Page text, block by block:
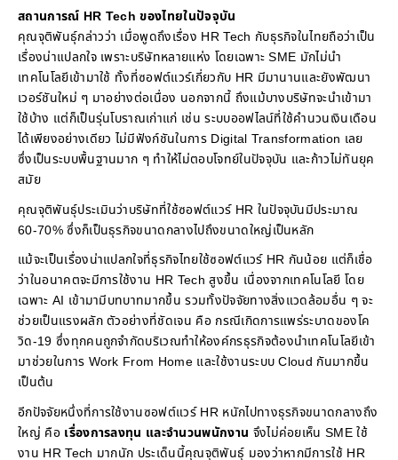
สถานการณ์ HR Tech ของไทยในปัจจุบัน
คุณจุติพันธุ์กล่าวว่า เมื่อพูดถึงเรื่อง HR Tech กับธุรกิจในไทยถือว่าเป็น
เรื่องน่าแปลกใจ เพราะบริษัทหลายแห่ง โดยเฉพาะ SME มักไม่นำ
เทคโนโลยีเข้ามาใช้ ทั้งที่ซอฟต์แวร์เกี่ยวกับ HR มีมานานและยังพัฒนา
เวอร์ชันใหม่ ๆ มาอย่างต่อเนื่อง นอกจากนี้ ถึงแม้บางบริษัทจะนำเข้ามา
ใช้บ้าง แต่ก็เป็นรุ่นโบราณเก่าแก่ เช่น ระบบออฟไลน์ที่ใช้คำนวนเงินเดือน
ได้เพียงอย่างเดียว ไม่มีฟังก์ชันในการ Digital Transformation เลย
ซึ่งเป็นระบบพื้นฐานมาก ๆ ทำให้ไม่ตอบโจทย์ในปัจจุบัน และก้าวไม่ทันยุค
สมัย
คุณจุติพันธุ์ประเมินว่าบริษัทที่ใช้ซอฟต์แวร์ HR ในปัจจุบันมีประมาณ
60-70% ซึ่งก็เป็นธุรกิจขนาดกลางไปถึงขนาดใหญ่เป็นหลัก
แม้จะเป็นเรื่องน่าแปลกใจที่ธุรกิจไทยใช้ซอฟต์แวร์ HR กันน้อย แต่ก็เชื่อ
ว่าในอนาคตจะมีการใช้งาน HR Tech สูงขึ้น เนื่องจากเทคโนโลยี โดย
เฉพาะ AI เข้ามามีบทบาทมากขึ้น รวมทั้งปัจจัยทางสิ่งแวดล้อมอื่น ๆ จะ
ช่วยเป็นแรงผลัก ตัวอย่างที่ชัดเจน คือ กรณีเกิดการแพร่ระบาดของโค
วิด-19 ซึ่งทุกคนถูกจำกัดบริเวณทำให้องค์กรธุรกิจต้องนำเทคโนโลยีเข้า
มาช่วยในการ Work From Home และใช้งานระบบ Cloud กันมากขึ้น
เป็นต้น
อีกปัจจัยหนึ่งที่การใช้งานซอฟต์แวร์ HR หนักไปทางธุรกิจขนาดกลางถึง
ใหญ่ คือ เรื่องการลงทุน และจำนวนพนักงาน จึงไม่ค่อยเห็น SME ใช้
งาน HR Tech มากนัก ประเด็นนี้คุณจุติพันธุ์ มองว่าหากมีการใช้ HR